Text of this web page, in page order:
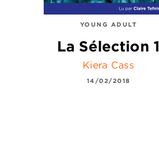
YOUNG ADULT
La Sélection 1
Kiera Cass
14/02/2018